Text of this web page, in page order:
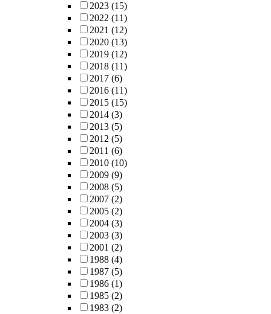
2023 (15)
2022 (11)
2021 (12)
2020 (13)
2019 (12)
2018 (11)
2017 (6)
2016 (11)
2015 (15)
2014 (3)
2013 (5)
2012 (5)
2011 (6)
2010 (10)
2009 (9)
2008 (5)
2007 (2)
2005 (2)
2004 (3)
2003 (3)
2001 (2)
1988 (4)
1987 (5)
1986 (1)
1985 (2)
1983 (2)